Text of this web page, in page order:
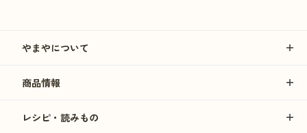
やまやについて
商品情報
レシピ・読みもの